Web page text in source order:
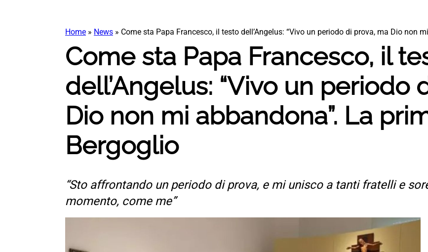
Home » News » Come sta Papa Francesco, il testo dell’Angelus: “Vivo un periodo di prova, ma Dio non
Come sta Papa Francesco, il
dell’Angelus: “Vivo un periodo
Dio non mi abbandona”. La
Bergoglio
“Sto affrontando un periodo di prova, e mi unisco a tanti fratelli e
momento, come me”